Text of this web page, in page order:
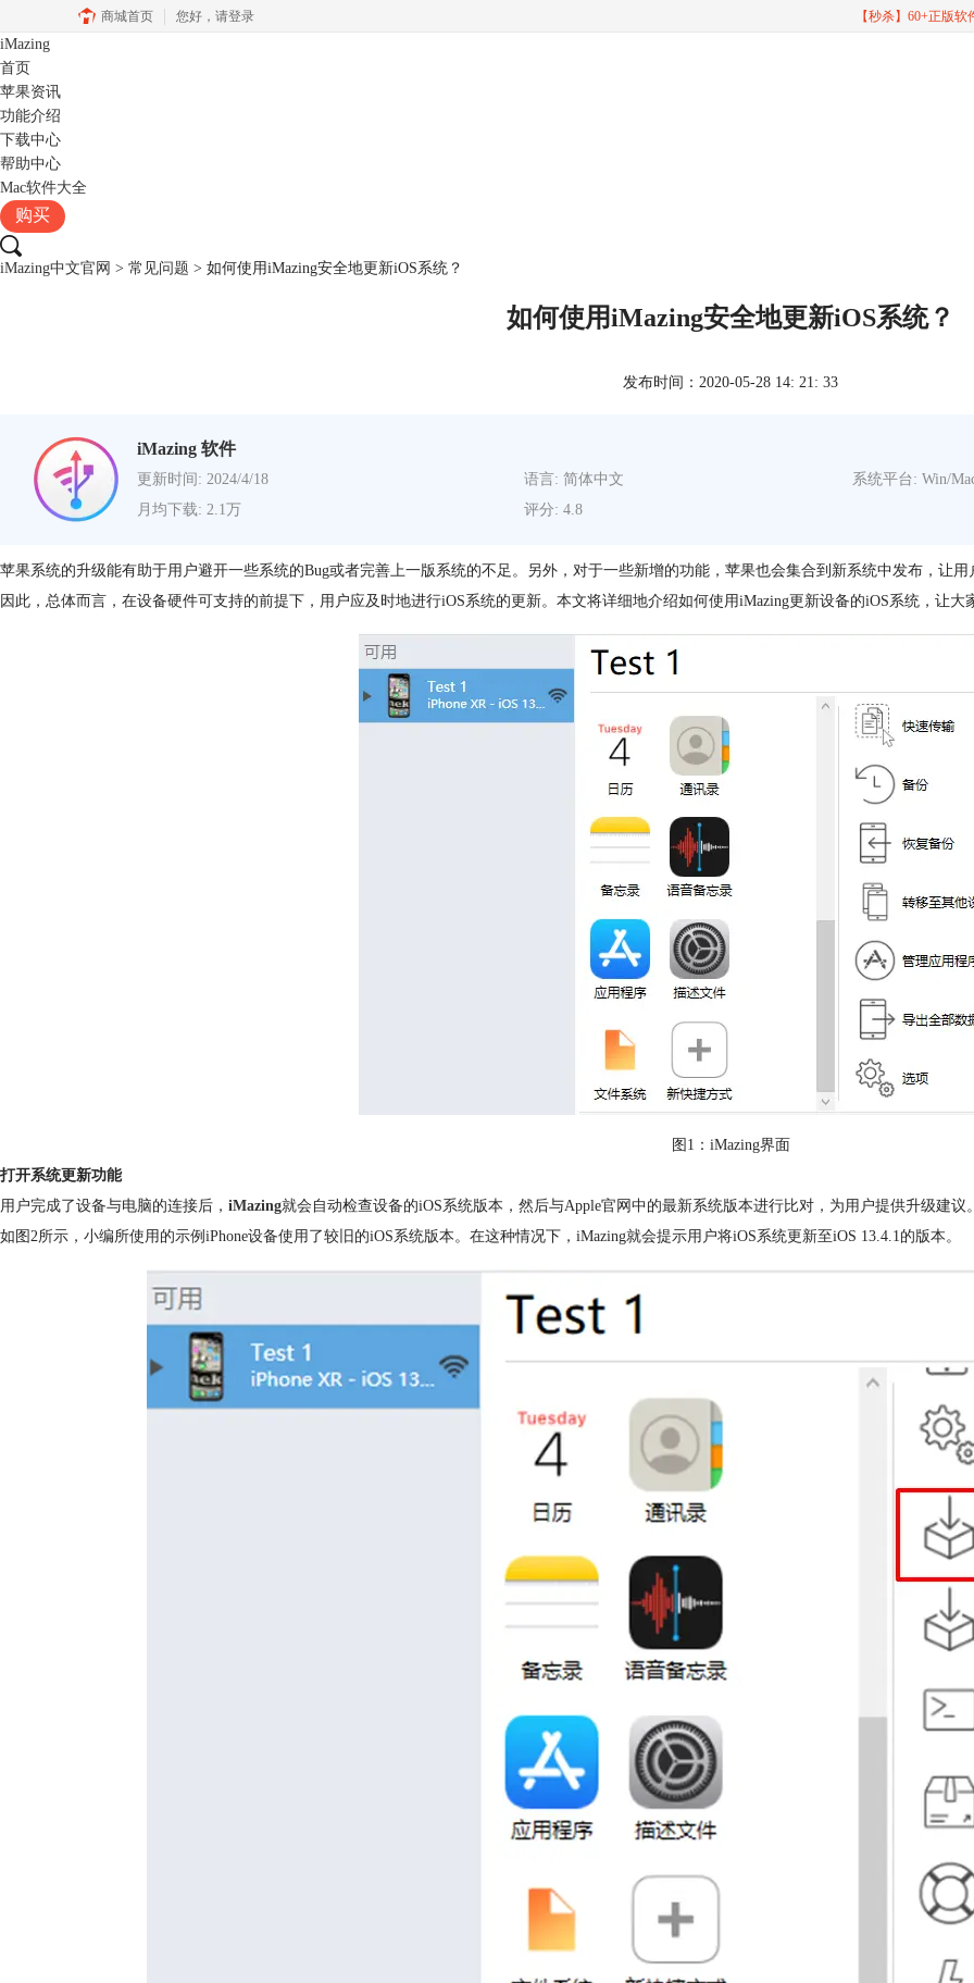
商城首页 您好， 请登录 【秒杀】60+正版
iMazing
首页
苹果资讯
功能介绍
下载中心
帮助中心
Mac软件大全
购买
iMazing中文官网 > 常见问题 > 如何使用iMazing安全地更新iOS系统？
如何使用iMazing安全地更新iOS系统？
发布时间：2020-05-28 14: 21: 33
iMazing 软件
更新时间: 2024/4/18 语言: 简体中文
系统平台: Win/
月均下载: 2.1万
评分: 4.8
苹果系统的升级能有助于用户避开一些系统的Bug或者完善上一版系统的不足。另外，对于一些新增的功能，苹果也会集合到新系统中发布，让
因此，总体而言，在设备硬件可支持的前提下，用户应及时地进行iOS系统的更新。本文将详细地介绍如何使用iMazing更新设备的iOS系统，让大
图1：iMazing界面
打开系统更新功能
用户完成了设备与电脑的连接后， iMazing就会自动检查设备的iOS系统版本，然后与Apple官网中的最新系统版本进行比对，为用户提供升级建议
如图2所示，小编所使用的示例iPhone设备使用了较旧的iOS系统版本。在这种情况下，iMazing就会提示用户将iOS系统更新至iOS 13.4.1的版本。